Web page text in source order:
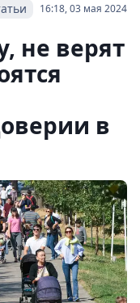
16:18, 03 мая 2024
не верят
в